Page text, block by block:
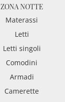
ZONA NOTTE
Materassi
Letti
Letti singoli
Comodini
Armadi
Camerette